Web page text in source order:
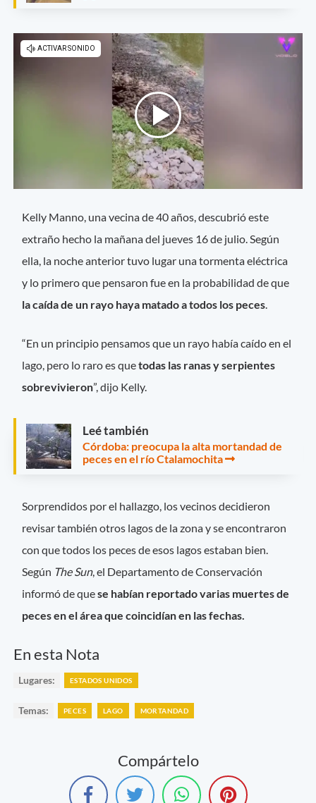
Kelly Manno, una vecina de 40 años, descubrió este
extraño hecho la mañana del jueves 16 de julio. Según
ella, la noche anterior tuvo lugar una tormenta eléctrica
y lo primero que pensaron fue en la probabilidad de que
la caída de un rayo haya matado a todos los peces
“En un principio pensamos que un rayo había caído en el
lago, pero lo raro es quetodas las ranas y serpientes
sobrevivieron”, dijo Kelly.
Leé también
Córdoba: preocupa la alta mortandad de
peces en el río Ctalamochita
Sorprendidos por el hallazgo, los vecinos decidieron
revisar también otros lagos de la zona y se encontraron
con que todos los peces de esos lagos estaban bien.
Según The Sun, el Departamento de Conservación
informó de quese habían reportado varias muertes de
peces en el área que coincidían en las fechas.
En esta Nota
Lugares: ESTADOS UNIDOS
Temas: PECES LAGO MORTANDAD
Compártelo